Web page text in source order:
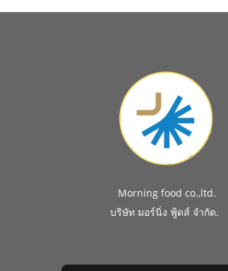
Morning food co.,ltd.
บริษัท มอร์นิ่ง ฟู้ดส์ จำกัด